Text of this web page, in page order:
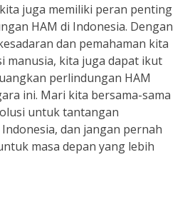
juga memiliki peran penting
HAM di Indonesia. Dengan
dan pemahaman kita
manusia, kita juga dapat ikut
perlindungan HAM
ini. Mari kita bersama-sama
untuk tantangan
dan jangan pernah
masa depan yang lebih